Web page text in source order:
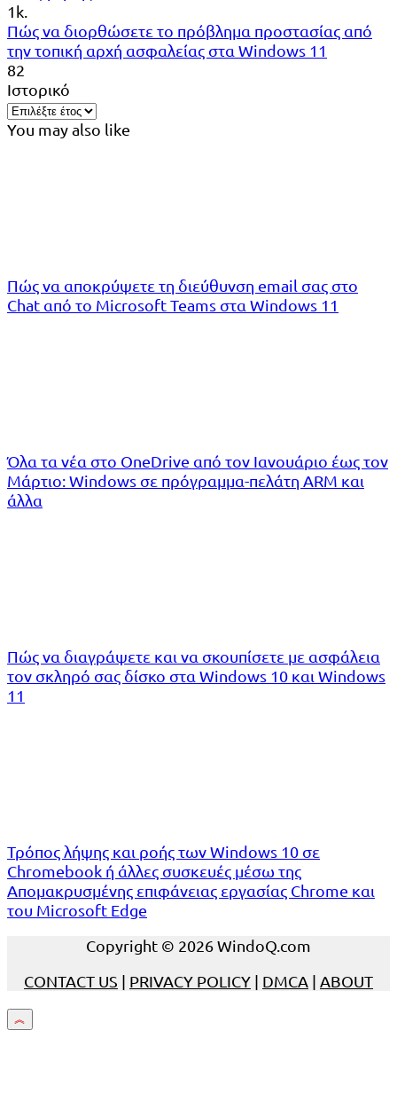
1k.
Πώς να διορθώσετε το πρόβλημα προστασίας από
την τοπική αρχή ασφαλείας στα Windows 11
82
Ιστορικό
You may also like
Πώς να αποκρύψετε τη διεύθυνση email σας στο
Chat από το Microsoft Teams στα Windows 11
Όλα τα νέα στο OneDrive από τον Ιανουάριο έως τον
Μάρτιο: Windows σε πρόγραμμα-πελάτη ARM και
άλλα
Πώς να διαγράψετε και να σκουπίσετε με ασφάλεια
τον σκληρό σας δίσκο στα Windows 10 και Windows
11
Τρόπος λήψης και ροής των Windows 10 σε
Chromebook ή άλλες συσκευές μέσω της
Απομακρυσμένης επιφάνειας εργασίας Chrome και
του Microsoft Edge
Copyright © 2026 WindoQ.com
CONTACT US | PRIVACY POLICY | DMCA | ABOUT